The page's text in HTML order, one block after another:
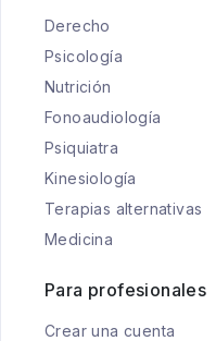
Derecho
Psicología
Nutrición
Fonoaudiología
Psiquiatra
Kinesiología
Terapias alternativas
Medicina
Para profesionales
Crear una cuenta